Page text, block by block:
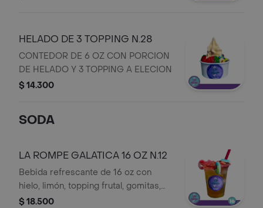
HELADO DE 3 TOPPING N.28
CONTEDOR DE 6 OZ CON PORCION
DE HELADO Y 3 TOPPING A ELECION
$ 14.300
SODA
LA ROMPE GALATICA 16 OZ N.12
Bebida refrescante de 16 oz con
hielo, limón, topping frutal, gomitas,
perlas explosivas, sirope y bebida a
$ 18.500